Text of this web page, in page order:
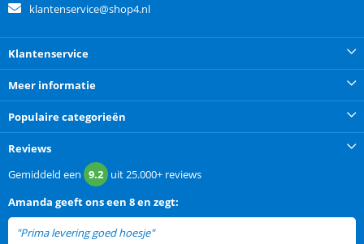
klantenservice@shop4.nl
Klantenservice
Meer informatie
Populaire categorieën
Reviews
Gemiddeld een 9.2 uit25.000+ reviews
Amanda geeft ons een 8 en zegt:
"Prima levering goed hoesje"